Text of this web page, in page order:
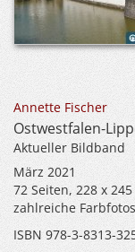
Annette Fischer
Ostwestfalen-
Aktueller Bildband
März 2021
72 Seiten, 228 x
zahlreiche Farbfotos
ISBN 978-3-8313-